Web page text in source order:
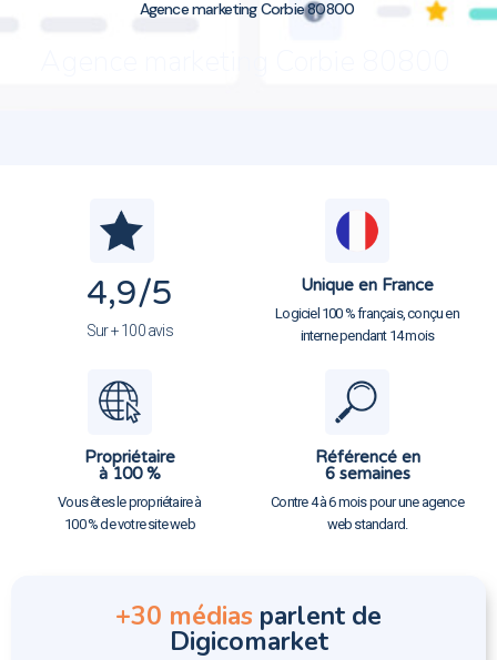
Agence marketing Corbie 80800
4,9/5
Sur + 100 avis
Unique en France
Logiciel 100 % français, conçu en
interne pendant 14 mois
Propriétaire
à 100 %
Vous êtes le propriétaire à
100 % de votre site web
Référencé en
6 semaines
Contre 4 à 6 mois pour une agence
web standard.
+30 médias parlent de
Digicomarket